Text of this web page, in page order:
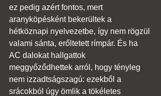
ez pedig azért fontos, mert
aranyköpésként bekerültek a
hétköznapi nyelvezetbe, így nem rögzül
valami sánta, erőltetett rímpár. És ha
AC dalokat hallgattok
meggyőződhettek arról, hogy tényleg
nem izzadtságszagú: ezekből a
srácokból úgy ömlik a tökéletes